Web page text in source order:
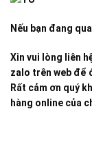
Nếu bạn đang
Xin vui lòng liên
zalo trên web để
Rất cảm ơn quý
hàng online của